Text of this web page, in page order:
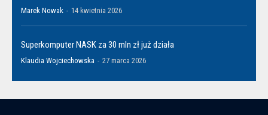
Marek Nowak - 14 kwietnia 2026
Superkomputer NASK za 30 mln zł już działa
Klaudia Wojciechowska - 27 marca 2026